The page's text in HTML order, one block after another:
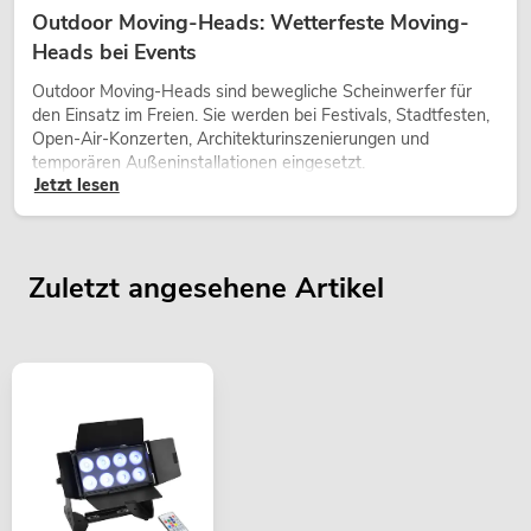
Outdoor Moving-Heads: Wetterfeste Moving-
Heads bei Events
Outdoor Moving-Heads sind bewegliche Scheinwerfer für
den Einsatz im Freien. Sie werden bei Festivals, Stadtfesten,
Open-Air-Konzerten, Architekturinszenierungen und
temporären Außeninstallationen eingesetzt.
Jetzt lesen
Zuletzt angesehene Artikel